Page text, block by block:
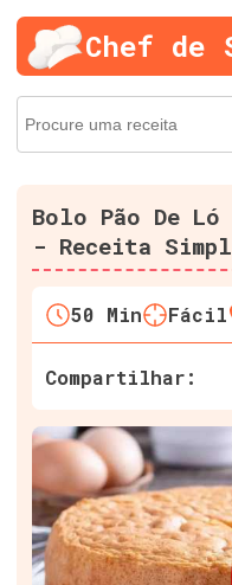
Chef de
Bolo Pão De
- Receita
50 Min Fácil
Compartilhar: